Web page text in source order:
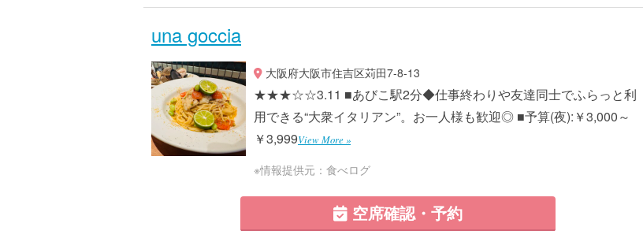
una goccia
大阪府大阪市住吉区苅田7-8-13
★★★☆☆3.11 ■あびこ駅2分◆仕事終わりや友達同士でふらっと利
用できる“大衆イタリアン”。お一人様も歓迎◎ ■予算(夜):￥3,000～
￥3,999View More »
※情報提供元：食べログ
空席確認・予約